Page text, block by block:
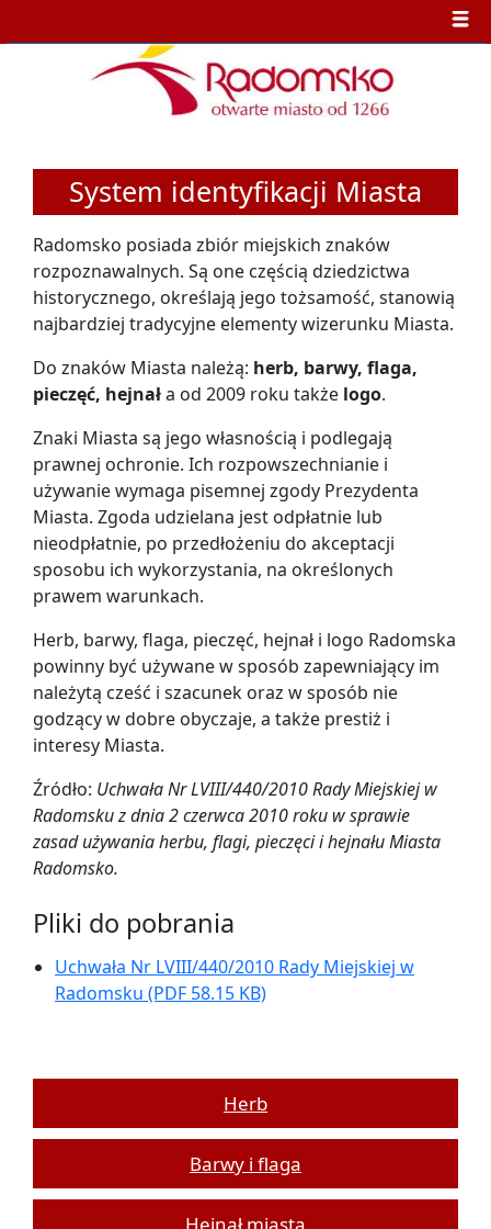
System identyfikacji Miasta
Radomsko posiada zbiór miejskich znaków
rozpoznawalnych. Są one częścią dziedzictwa
historycznego, określają jego tożsamość, stanowią
najbardziej tradycyjne elementy wizerunku Miasta.
Do znaków Miasta należą: herb, barwy, flaga,
pieczęć, hejnała od 2009 roku także logo.
Znaki Miasta są jego własnością i podlegają
prawnej ochronie. Ich rozpowszechnianie i
używanie wymaga pisemnej zgody Prezydenta
Miasta. Zgoda udzielana jest odpłatnie lub
nieodpłatnie, po przedłożeniu do akceptacji
sposobu ich wykorzystania, na określonych
prawem warunkach.
Herb, barwy, flaga, pieczęć, hejnał i logo Radomska
powinny być używane w sposób zapewniający im
należytą cześć i szacunek oraz w sposób nie
godzący w dobre obyczaje, a także prestiż i
interesy Miasta.
Źródło: Uchwała Nr LVIII/440/2010 Rady Miejskiej w
Radomsku z dnia 2 czerwca 2010 roku w sprawie
zasad używania herbu, flagi, pieczęci i hejnału Miasta
Radomsko.
Pliki do pobrania
Uchwała Nr LVIII/440/2010 Rady Miejskiej w
Radomsku (PDF 58.15 KB)
Herb
Barwy i flaga
Hejnał miasta